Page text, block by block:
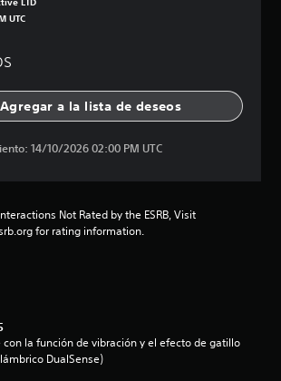
UTC
Agregar a la lista de deseos
14/10/2026 02:00 PM UTC
Not Rated by the ESRB, Visit
for rating information.
con la función de vibración y el efecto de gatillo
DualSense)